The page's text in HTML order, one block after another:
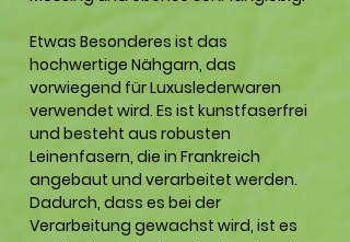
Etwas Besonderes ist das
hochwertige Nähgarn, das
vorwiegend für Luxuslederwaren
verwendet wird. Es ist kunstfaserfrei
und besteht aus robusten
Leinenfasern, die in Frankreich
angebaut und verarbeitet werden.
Dadurch, dass es bei der
Verarbeitung gewachst wird, ist es